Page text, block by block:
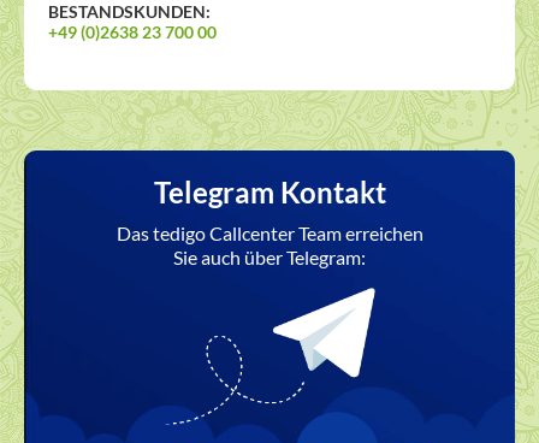
BESTANDSKUNDEN:
+49 (0)2638 23 700 00
Telegram Kontakt
Das tedigo Callcenter Team erreichen
Sie auch über Telegram: